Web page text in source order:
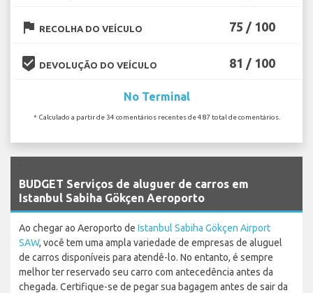
flag RECOLHA DO VEÍCULO 75 / 100
beenhere DEVOLUÇÃO DO VEÍCULO 81 / 100
No Terminal
* Calculado a partir de 34 comentários recentes de 487 total de comentários.
BUDGET Serviços de aluguer de carros em
Istanbul Sabiha Gökçen Aeroporto
Ao chegar ao Aeroporto de Istanbul Sabiha Gökçen Airport
SAW, você tem uma ampla variedade de empresas de aluguel
de carros disponíveis para atendê-lo. No entanto, é sempre
melhor ter reservado seu carro com antecedência antes da
chegada. Certifique-se de pegar sua bagagem antes de sair da